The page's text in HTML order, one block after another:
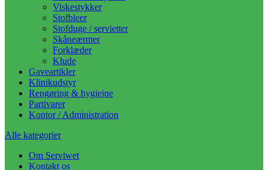
Viskestykker
Stofbleer
Stofduge / servietter
Skåneærmer
Forklæder
Klude
Gaveartikler
Klinikudstyr
Rengøring & hygiejne
Partivarer
Kontor / Administration
Alle kategorier
Om Serviwet
Kontakt os